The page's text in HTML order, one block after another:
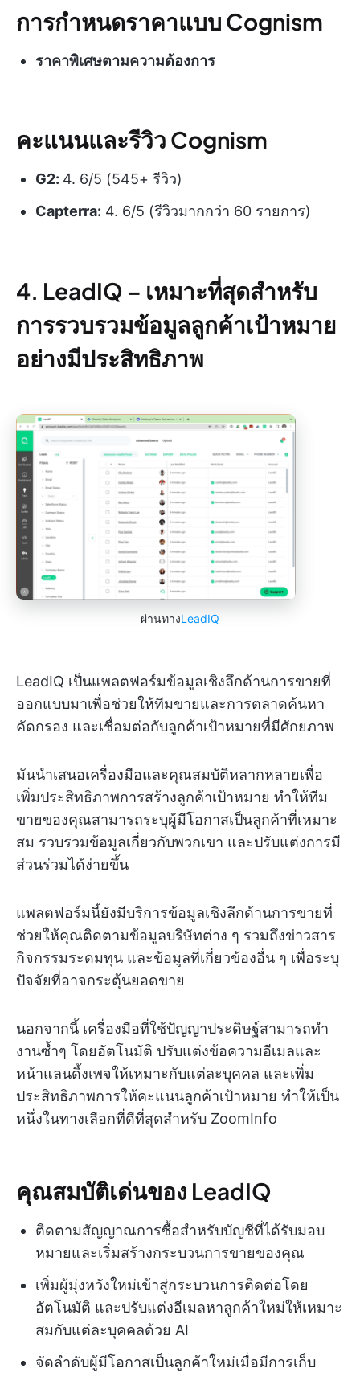
การกำหนดราคาแบบ Cognism
ราคาพิเศษตามความต้องการ
คะแนนและรีวิว Cognism
G2: 4. 6/5 (545+ รีวิว)
Capterra: 4. 6/5 (รีวิวมากกว่า 60 รายการ)
4. LeadIQ – เหมาะที่สุดสำหรับ
การรวบรวมข้อมูลลูกค้าเป้าหมาย
อย่างมีประสิทธิภาพ
ผ่านทางLeadIQ
LeadIQ เป็นแพลตฟอร์มข้อมูลเชิงลึกด้านการขายที่
ออกแบบมาเพื่อช่วยให้ทีมขายและการตลาดค้นหา
คัดกรอง และเชื่อมต่อกับลูกค้าเป้าหมายที่มีศักยภาพ
มันนำเสนอเครื่องมือและคุณสมบัติหลากหลายเพื่อ
เพิ่มประสิทธิภาพการสร้างลูกค้าเป้าหมาย ทำให้ทีม
ขายของคุณสามารถระบุผู้มีโอกาสเป็นลูกค้าที่เหมาะ
สม รวบรวมข้อมูลเกี่ยวกับพวกเขา และปรับแต่งการมี
ส่วนร่วมได้ง่ายขึ้น
แพลตฟอร์มนี้ยังมีบริการข้อมูลเชิงลึกด้านการขายที่
ช่วยให้คุณติดตามข้อมูลบริษัทต่าง ๆ รวมถึงข่าวสาร
กิจกรรมระดมทุน และข้อมูลที่เกี่ยวข้องอื่น ๆ เพื่อระบุ
ปัจจัยที่อาจกระตุ้นยอดขาย
นอกจากนี้ เครื่องมือที่ใช้ปัญญาประดิษฐ์สามารถทำ
งานซ้ำๆ โดยอัตโนมัติ ปรับแต่งข้อความอีเมลและ
หน้าแลนดิ้งเพจให้เหมาะกับแต่ละบุคคล และเพิ่ม
ประสิทธิภาพการให้คะแนนลูกค้าเป้าหมาย ทำให้เป็น
หนึ่งในทางเลือกที่ดีที่สุดสำหรับ ZoomInfo
คุณสมบัติเด่นของ LeadIQ
ติดตามสัญญาณการซื้อสำหรับบัญชีที่ได้รับมอบ
หมายและเริ่มสร้างกระบวนการขายของคุณ
เพิ่มผู้มุ่งหวังใหม่เข้าสู่กระบวนการติดต่อโดย
อัตโนมัติ และปรับแต่งอีเมลหาลูกค้าใหม่ให้เหมาะ
สมกับแต่ละบุคคลด้วย AI
จัดลำดับผู้มีโอกาสเป็นลูกค้าใหม่เมื่อมีการเก็บ